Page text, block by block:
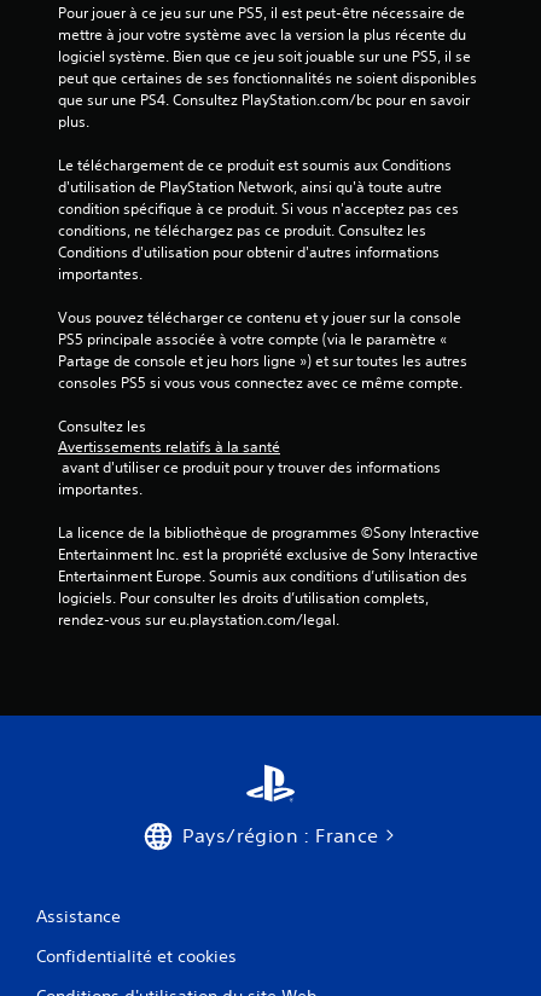
s
)
Pour jouer à ce jeu sur une PS5, il est peut-être nécessaire de
mettre à jour votre système avec la version la plus récente du
logiciel système. Bien que ce jeu soit jouable sur une PS5, il se
peut que certaines de ses fonctionnalités ne soient disponibles
que sur une PS4. Consultez PlayStation.com/bc pour en savoir
plus.
Le téléchargement de ce produit est soumis aux Conditions
d'utilisation de PlayStation Network, ainsi qu'à toute autre
condition spécifique à ce produit. Si vous n'acceptez pas ces
conditions, ne téléchargez pas ce produit. Consultez les
Conditions d'utilisation pour obtenir d'autres informations
importantes.
Vous pouvez télécharger ce contenu et y jouer sur la console
PS5 principale associée à votre compte (via le paramètre «
Partage de console et jeu hors ligne ») et sur toutes les autres
consoles PS5 si vous vous connectez avec ce même compte.
Consultez les
Avertissements relatifs à la santé
importantes.
La licence de la bibliothèque de programmes ©Sony Interactive
Entertainment Inc. est la propriété exclusive de Sony Interactive
Entertainment Europe. Soumis aux conditions d’utilisation des
logiciels. Pour consulter les droits d’utilisation complets,
rendez-vous sur eu.playstation.com/legal.
Pays/région : France
Assistance
Confidentialité et cookies